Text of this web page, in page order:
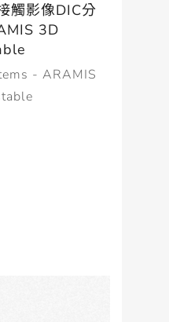
觸影像DIC分
3D
- ARAMIS